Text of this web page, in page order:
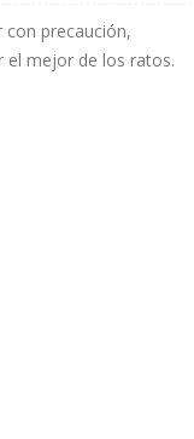
con precaución,
el mejor de los ratos.